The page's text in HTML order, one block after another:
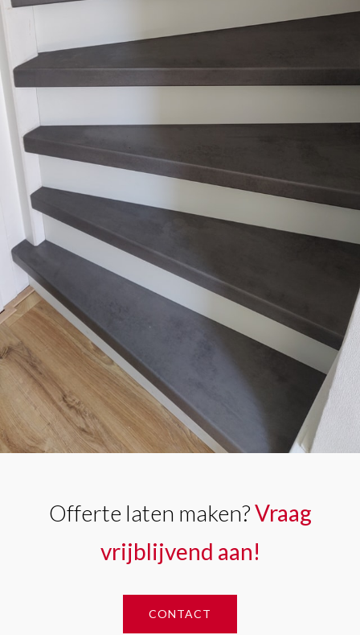
Offerte laten maken?Vraag
vrijblijvend aan!
CONTACT